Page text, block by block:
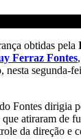
obtidas pela
Ferraz Fontes
segunda-
Fontes dirigia
atiraram de
da direção e